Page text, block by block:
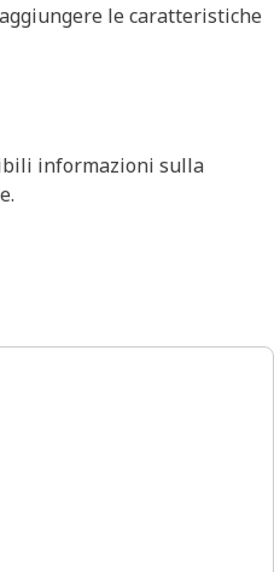
le caratteristiche
informazioni sulla